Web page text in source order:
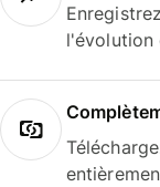
l'évolution